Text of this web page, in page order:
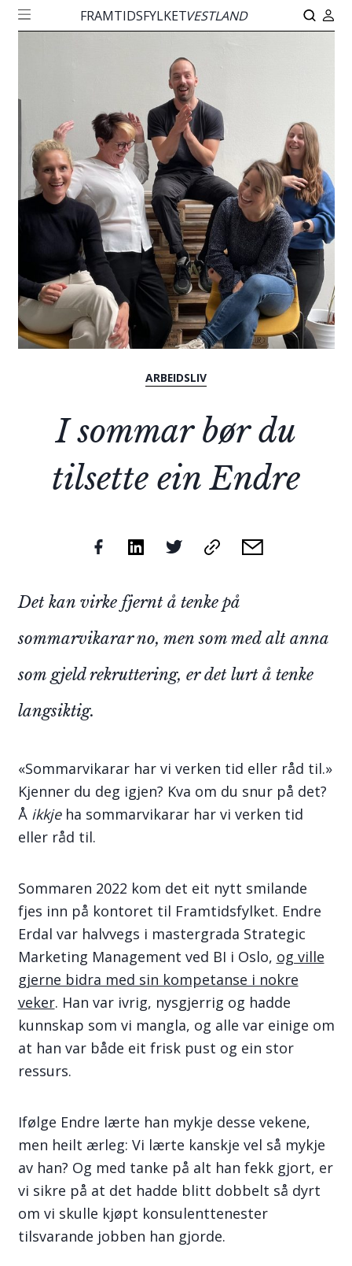
FRAMTIDSFYLKETVESTLAND
ARBEIDSLIV
I sommar bør du
tilsette ein Endre
Det kan virke fjernt å tenke på
sommarvikarar no, men som med alt anna
som gjeld rekruttering, er det lurt å tenke
langsiktig.
«Sommarvikarar har vi verken tid eller råd til.»
Kjenner du deg igjen? Kva om du snur på det?
Å ikkjeha sommarvikarar har vi verken tid
eller råd til.
Sommaren 2022 kom det eit nytt smilande
fjes inn på kontoret til Framtidsfylket. Endre
Erdal var halvvegs i mastergrada Strategic
Marketing Management ved BI i Oslo, og ville
gjerne bidra med sin kompetanse i nokre
veker. Han var ivrig, nysgjerrig og hadde
kunnskap som vi mangla, og alle var einige om
at han var både eit frisk pust og ein stor
ressurs.
Ifølge Endre lærte han mykje desse vekene,
men heilt ærleg: Vi lærte kanskje vel så mykje
av han? Og med tanke på alt han fekk gjort, er
vi sikre på at det hadde blitt dobbelt så dyrt
om vi skulle kjøpt konsulenttenester
tilsvarande jobben han gjorde.